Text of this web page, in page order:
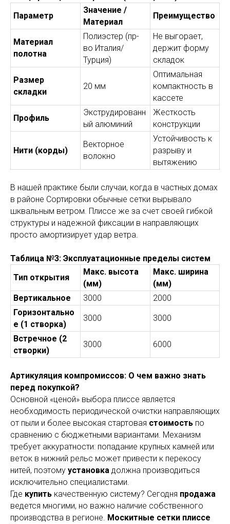
Параметр
Значение /
Материал
Преимущество
Материал
полотна
Полиэстер (пр-
во Италия/
Турция)
Не выгорает,
держит форму
складок
Размер
складки
20 мм
Оптимальная
компактность в
кассете
Профиль
Экструдированн
ый алюминий
Жесткость
конструкции
Нити (корды)
Векторное
волокно
Устойчивость к
разрыву и
вытяжению
В нашей практике были случаи, когда в частных домах
в районе Сортировки обычные сетки вырывало
шквальным ветром. Плиссе же за счет своей гибкой
структуры и надежной фиксации в направляющих
просто амортизирует удар ветра.
Таблица №3: Эксплуатационные пределы систем
Тип открытия
Макс. высота
(мм)
Макс. ширина
(мм)
Вертикальное
3000
2000
Горизонтально
е (1 створка)
3000 3000
Встречное (2
створки)
3000 6000
Артикуляция компромиссов: О чем важно знать
перед покупкой?
Основной «ценой» выбора плиссе является
необходимость периодической очистки направляющих
от пыли и более высокая стартовая стоимость по
сравнению с бюджетными вариантами. Механизм
требует аккуратности: попадание крупных камней или
веток в нижний рельс может привести к перекосу
нитей, поэтому установка должна производиться
исключительно специалистами.
Где купить качественную систему? Сегодня продажа
ведется многими, но важно наличие собственного
производства в регионе. Москитные сетки плиссе